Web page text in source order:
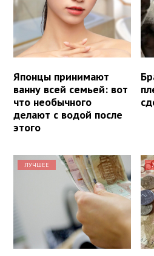
Японцы принимают
ванну всей семьей: вот
что необычного
делают с водой после
этого
ЛУЧШЕЕ